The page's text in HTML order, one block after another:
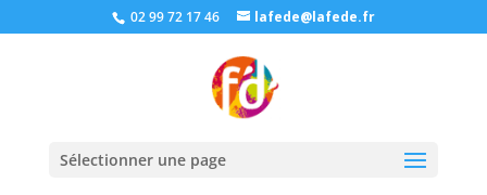
02 99 72 17 46 lafede@lafede.fr
Sélectionner une page